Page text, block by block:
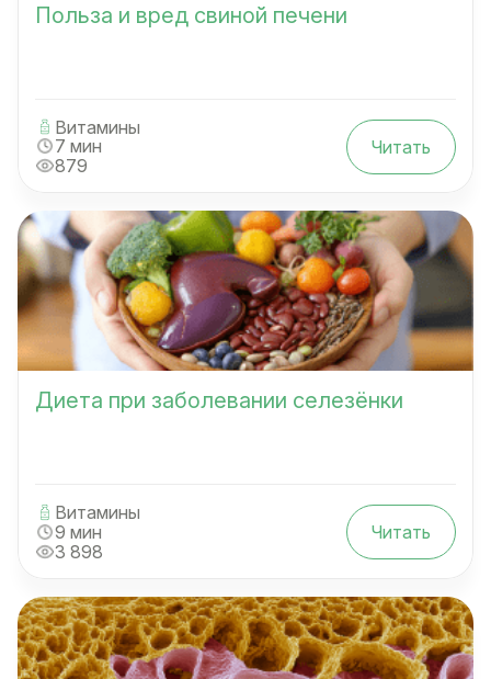
Польза и вред свиной печени
Витамины
7 мин
879
Читать
Диета при заболевании селезёнки
Витамины
9 мин
3 898
Читать